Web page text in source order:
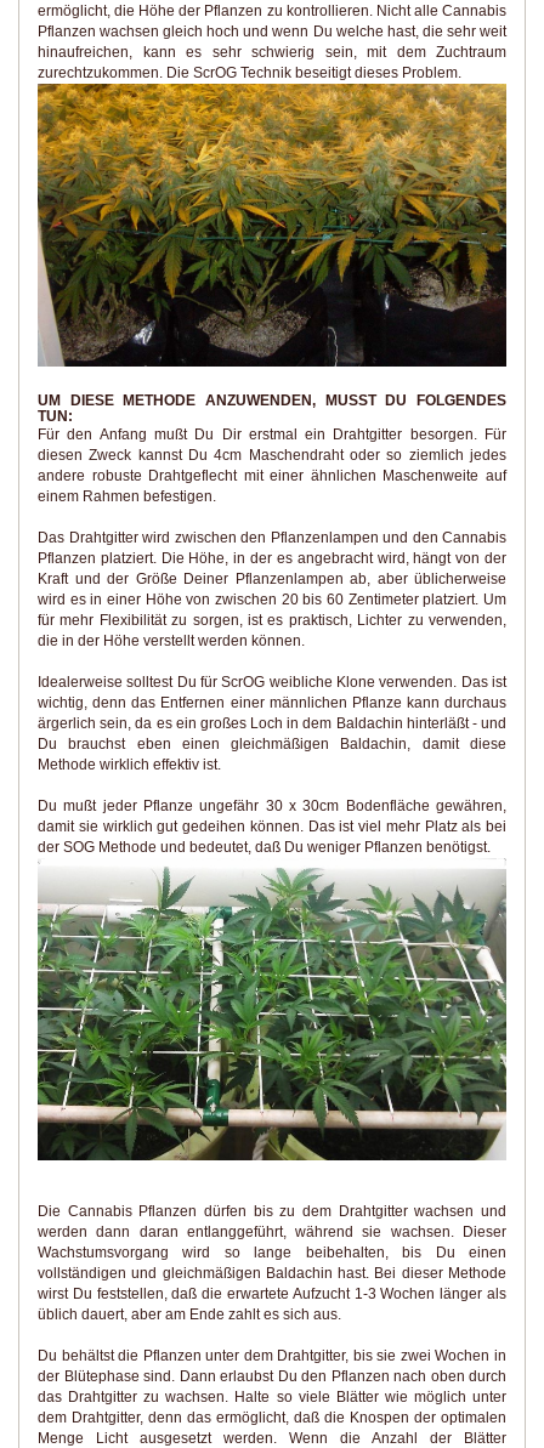
ermöglicht, die Höhe der Pflanzen zu kontrollieren. Nicht alle Cannabis
Pflanzen wachsen gleich hoch und wenn Du welche hast, die sehr weit
hinaufreichen, kann es sehr schwierig sein, mit dem Zuchtraum
zurechtzukommen. Die ScrOG Technik beseitigt dieses Problem.
UM DIESE METHODE ANZUWENDEN, MUSST DU FOLGENDES T
UN:
Für den Anfang mußt Du Dir erstmal ein Drahtgitter besorgen. Für
diesen Zweck kannst Du 4cm Maschendraht oder so ziemlich jedes
andere robuste Drahtgeflecht mit einer ähnlichen Maschenweite auf
einem Rahmen befestigen.
Das Drahtgitter wird zwischen den Pflanzenlampen und den Cannabis
Pflanzen platziert. Die Höhe, in der es angebracht wird, hängt von der
Kraft und der Größe Deiner Pflanzenlampen ab, aber üblicherweise
wird es in einer Höhe von zwischen 20 bis 60 Zentimeter platziert. Um
für mehr Flexibilität zu sorgen, ist es praktisch, Lichter zu verwenden,
die in der Höhe verstellt werden können.
Idealerweise solltest Du für ScrOG weibliche Klone verwenden. Das ist
wichtig, denn das Entfernen einer männlichen Pflanze kann durchaus
ärgerlich sein, da es ein großes Loch in dem Baldachin hinterläßt - und
Du brauchst eben einen gleichmäßigen Baldachin, damit diese
Methode wirklich effektiv ist.
Du mußt jeder Pflanze ungefähr 30 x 30cm Bodenfläche gewähren,
damit sie wirklich gut gedeihen können. Das ist viel mehr Platz als bei
der SOG Methode und bedeutet, daß Du weniger Pflanzen benötigst.
Die Cannabis Pflanzen dürfen bis zu dem Drahtgitter wachsen und
werden dann daran entlanggeführt, während sie wachsen. Dieser
Wachstumsvorgang wird so lange beibehalten, bis Du einen
vollständigen und gleichmäßigen Baldachin hast. Bei dieser Methode
wirst Du feststellen, daß die erwartete Aufzucht 1-3 Wochen länger als
üblich dauert, aber am Ende zahlt es sich aus.
Du behältst die Pflanzen unter dem Drahtgitter, bis sie zwei Wochen in
der Blütephase sind. Dann erlaubst Du den Pflanzen nach oben durch
das Drahtgitter zu wachsen. Halte so viele Blätter wie möglich unter
dem Drahtgitter, denn das ermöglicht, daß die Knospen der optimalen
Menge Licht ausgesetzt werden. Wenn die Anzahl der Blätter